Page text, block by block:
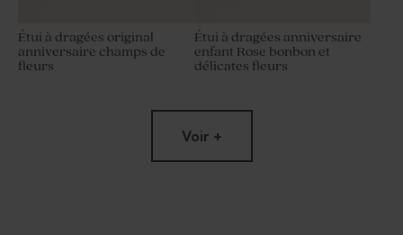
Étui à dragées original
anniversaire champs de
fleurs
Étui à dragées anniversaire
enfant Rose bonbon et
délicates fleurs
Voir +